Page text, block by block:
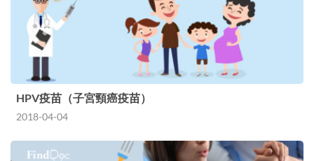
HPV疫苗（子宮頸癌疫苗）
2018-04-04